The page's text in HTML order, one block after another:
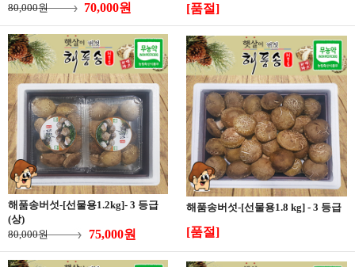
80,000원 70,000원 [품절]
해품송버섯-[선물용1.2kg]- 3 등급
(상)
80,000원
75,000원
해품송버섯-[선물용1.8 kg] - 3 등급
[품절]